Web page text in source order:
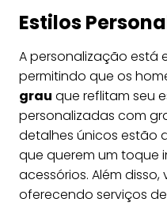
Estilos
A personalização está
permitindo que os
grau que reflitam seu
personalizadas com
detalhes únicos estão
que querem um toque
acessórios. Além
oferecendo serviços